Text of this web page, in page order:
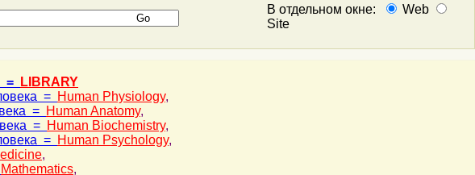
В отдельном окне:
Web
Site
=
LIBRARY
= Human Physiology,
= Human Anatomy,
= Human Biochemistry,
= Human Psychology,
,
Mathematics,